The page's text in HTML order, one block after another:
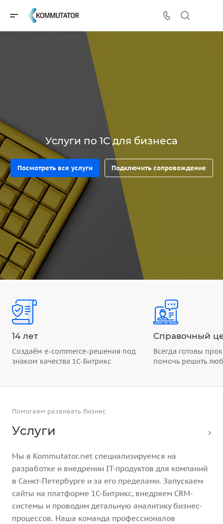
Услуги по 1С для бизнеса
Посмотреть все услуги Подключить сопровождение
14 лет
Создаём e-commerce-решения под
знаком качества 1С-Битрикс
Справочный
Всегда готовы
помочь решить
Помогаем развивать бизнес
Услуги
Мы в Kommutator.net специализируемся на
разработке и внедрении IT-продуктов для компаний
в Санкт-Петербурге и за его пределами. Запускаем
сайты на платформе 1С-Битрикс, внедряем CRM-
системы и проводим детальную аналитику бизнес-
процессов. Наша команда профессионалов